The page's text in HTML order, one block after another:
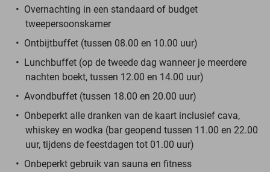
Overnachting in een standaard of budget
tweepersoonskamer
Ontbijtbuffet (tussen 08.00 en 10.00 uur)
Lunchbuffet (op de tweede dag wanneer je meerdere
nachten boekt, tussen 12.00 en 14.00 uur)
Avondbuffet (tussen 18.00 en 20.00 uur)
Onbeperkt alle dranken van de kaart inclusief cava,
whiskey en wodka (bar geopend tussen 11.00 en 22.00
uur, tijdens de feestdagen tot 01.00 uur)
Onbeperkt gebruik van sauna en fitness